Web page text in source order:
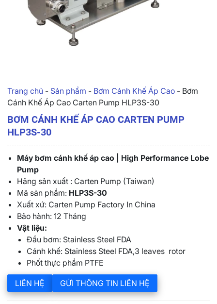
Trang chủ - Sản phẩm - Bơm Cánh Khế Áp Cao - Bơm
Cánh Khế Áp Cao Carten Pump HLP3S-30
BƠM CÁNH KHẾ ÁP CAO CARTEN PUMP
HLP3S-30
Máy bơm cánh khế áp cao | High Performance Lobe
Pump
Hãng sản xuất : Carten Pump (Taiwan)
Mã sản phẩm: HLP3S-30
Xuất xứ: Carten Pump Factory In China
Bảo hành: 12 Tháng
Vật liệu:
Đầu bơm: Stainless Steel FDA
Cánh khế: Stainless Steel FDA,3 leaves rotor
Phốt thực phẩm PTFE
LIÊN HỆ GỬI THÔNG TIN LIÊN HỆ